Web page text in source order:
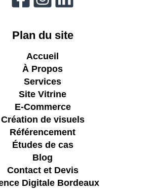
Plan du site
Accueil
À Propos
Services
Site Vitrine
E-Commerce
Création de visuels
Référencement
Études de cas
Blog
Contact et Devis
Digitale Bordeaux